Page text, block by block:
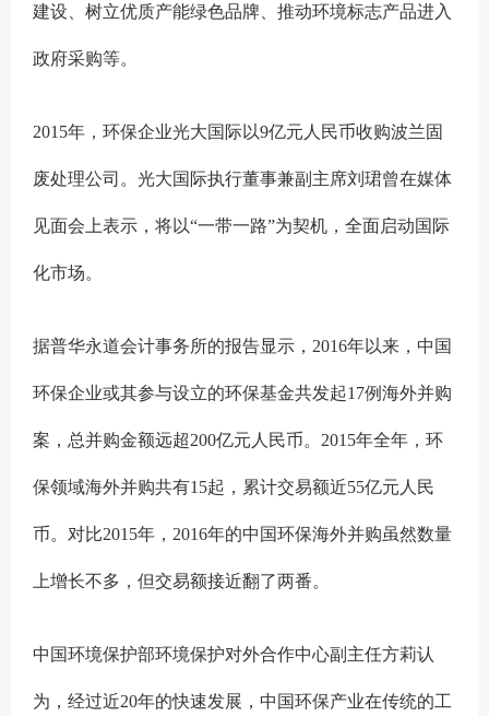
建设、树立优质产能绿色品牌、推动环境标志产品进入
政府采购等。
2015年，环保企业光大国际以9亿元人民币收购波兰固
废处理公司。光大国际执行董事兼副主席刘珺曾在媒体
见面会上表示，将以“一带一路”为契机，全面启动国际
化市场。
据普华永道会计事务所的报告显示，2016年以来，中国
环保企业或其参与设立的环保基金共发起17例海外并购
案，总并购金额远超200亿元人民币。2015年全年，环
保领域海外并购共有15起，累计交易额近55亿元人民
币。对比2015年，2016年的中国环保海外并购虽然数量
上增长不多，但交易额接近翻了两番。
中国环境保护部环境保护对外合作中心副主任方莉认
为，经过近20年的快速发展，中国环保产业在传统的工